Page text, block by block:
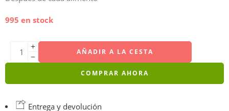
995 en stock
AÑADIR A LA CESTA
COMPRAR AHORA
Entrega y devolución